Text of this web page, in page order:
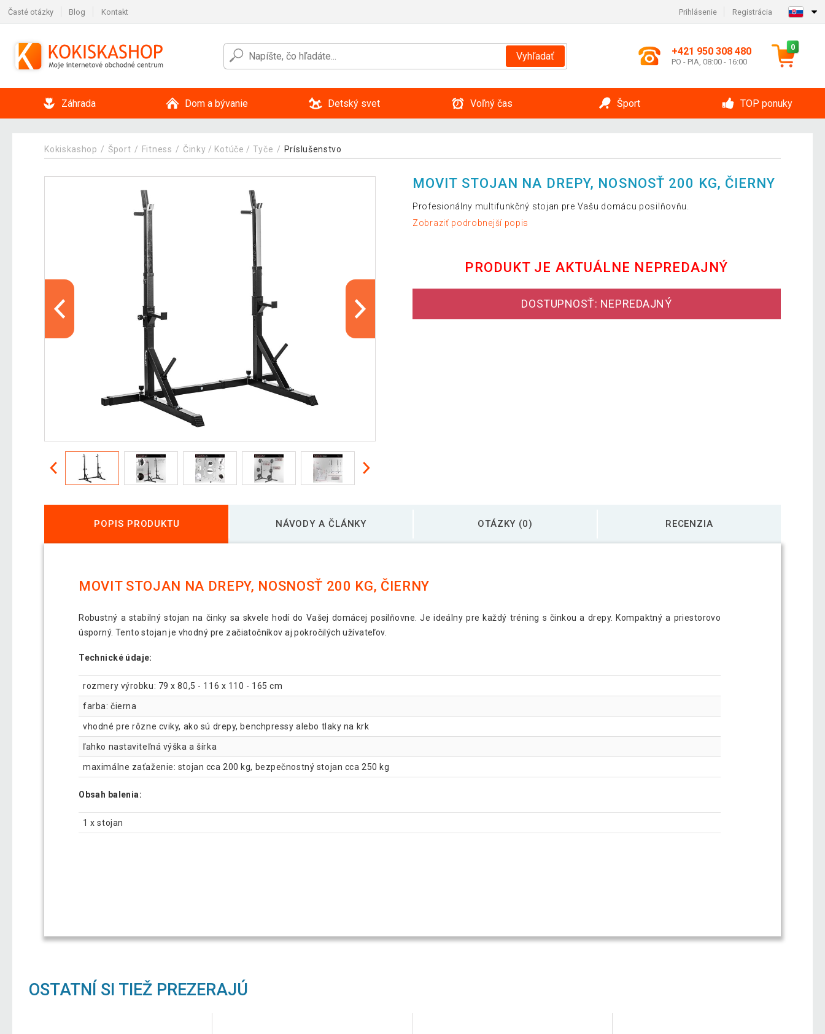
Časté otázky Blog Kontakt Prihlásenie Registrácia
Vyhľadať +421 950 308 480
PO - PIA, 08:00 - 16:00
0
Záhrada Dom a bývanie Detský svet Voľný čas Šport TOP ponuky
Kokiskashop Šport Fitness Činky / Kotúče / Tyče Príslušenstvo
MOVIT STOJAN NA DREPY, NOSNOSŤ 200 KG, ČIERNY
Profesionálny multifunkčný stojan pre Vašu domácu posilňovňu.
Zobraziť podrobnejší popis
PRODUKT JE AKTUÁLNE NEPREDAJNÝ
DOSTUPNOSŤ: NEPREDAJNÝ
POPIS PRODUKTU NÁVODY A ČLÁNKY OTÁZKY (0) RECENZIA
MOVIT STOJAN NA DREPY, NOSNOSŤ 200 KG, ČIERNY
Robustný a stabilný stojan na činky sa skvele hodí do Vašej domácej posilňovne. Je ideálny pre každý tréning s činkou a drepy. Kompaktný a priestorovo
úsporný. Tento stojan je vhodný pre začiatočníkov aj pokročilých užívateľov.
Technické údaje:
rozmery výrobku: 79 x 80,5 - 116 x 110 - 165 cm
farba: čierna
vhodné pre rôzne cviky, ako sú drepy, benchpressy alebo tlaky na krk
ľahko nastaviteľná výška a šírka
maximálne zaťaženie: stojan cca 200 kg, bezpečnostný stojan cca 250 kg
Obsah balenia:
1 x stojan
OSTATNÍ SI TIEŽ PREZERAJÚ